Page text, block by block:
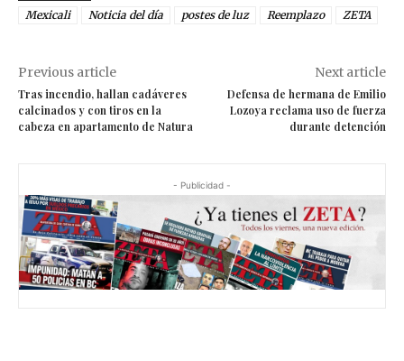
Mexicali
Noticia del día postes de luz Reemplazo ZETA
Previous article
Tras incendio, hallan cadáveres
calcinados y con tiros en la
cabeza en apartamento de Natura
Next article
Defensa de hermana de Emilio
Lozoya reclama uso de fuerza
durante detención
- Publicidad -